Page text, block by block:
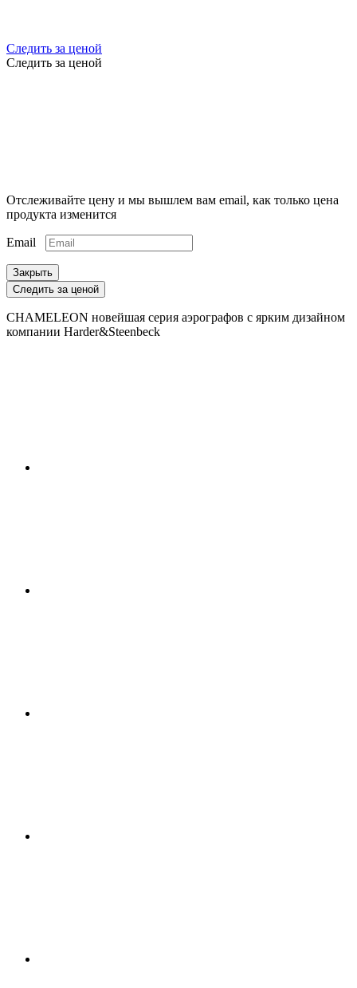
Следить за ценой
Следить за ценой
Отслеживайте цену и мы вышлем вам email, как только цена
продукта изменится
Email
Закрыть
Следить за ценой
CHAMELEON новейшая серия аэрографов с ярким дизайном
компании Harder&Steenbeck